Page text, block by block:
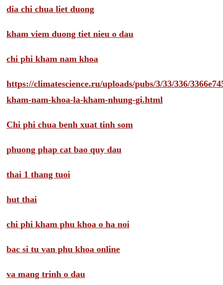
dia chi chua liet duong
kham viem duong tiet nieu o dau
chi phi kham nam khoa
https://climatescience.ru/uploads/pubs/3/33/336/
kham-nam-khoa-la-kham-nhung-gi.html
Chi phi chua benh xuat tinh som
phuong phap cat bao quy dau
thai 1 thang tuoi
hut thai
chi phi kham phu khoa o ha noi
bac si tu van phu khoa online
va mang trinh o dau